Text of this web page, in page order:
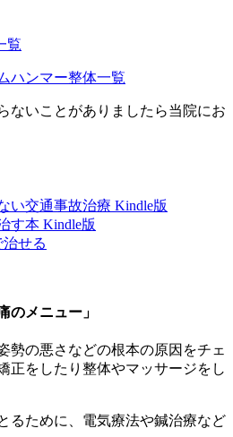
覧
ハンマー整体一覧
ないことがありましたら当院にお
い交通事故治療 Kindle版
す本 Kindle版
せる
のメニュー」
勢の悪さなどの根本の原因をチェ
正をしたり整体やマッサージをし
るために、電気療法や鍼治療など